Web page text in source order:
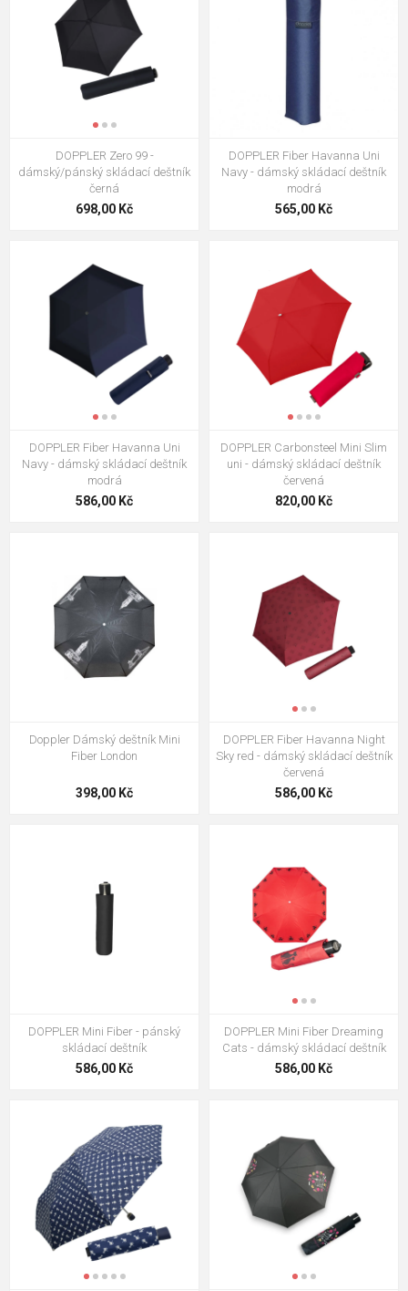
DOPPLER Mini Fiber - pánský
DOPPLER Fiber Havanna Night
586,00 Kč
DOPPLER Mini Fiber Paris je
Taime - dámský skládací deštník
586,00 Kč
586,00 Kč
KNIRPS X4U ultra light slim
black - lehký skládací deštník
1 165,00 Kč
DOPPLER Zero 99 -
dámský/pánský skládací deštník
černá
698,00 Kč
DOPPLER Fiber Havanna Uni
Navy - dámský skládací deštník
modrá
565,00 Kč
DOPPLER Fiber Havanna Uni
Navy - dámský skládací deštník
modrá
586,00 Kč
DOPPLER Carbonsteel Mini Slim
uni - dámský skládací deštník
červená
820,00 Kč
Doppler Dámský deštník Mini
Fiber London
398,00 Kč
DOPPLER Fiber Havanna Night
Sky red - dámský skládací deštník
červená
586,00 Kč
DOPPLER Mini Fiber - pánský
skládací deštník
586,00 Kč
DOPPLER Mini Fiber Dreaming
Cats - dámský skládací deštník
586,00 Kč